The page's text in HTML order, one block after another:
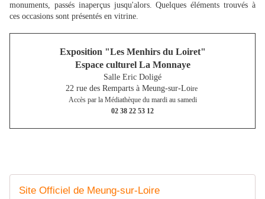
monuments, passés inaperçus jusqu'alors. Quelques éléments trouvés à
ces occasions sont présentés en vitrine.
Exposition "Les Menhirs du Loiret"
Espace culturel La Monnaye
Salle Eric Doligé
22 rue des Remparts à Meung-sur-Loire
Accès par la Médiathèque du mardi au samedi
02 38 22 53 12
Site Officiel de Meung-sur-Loire